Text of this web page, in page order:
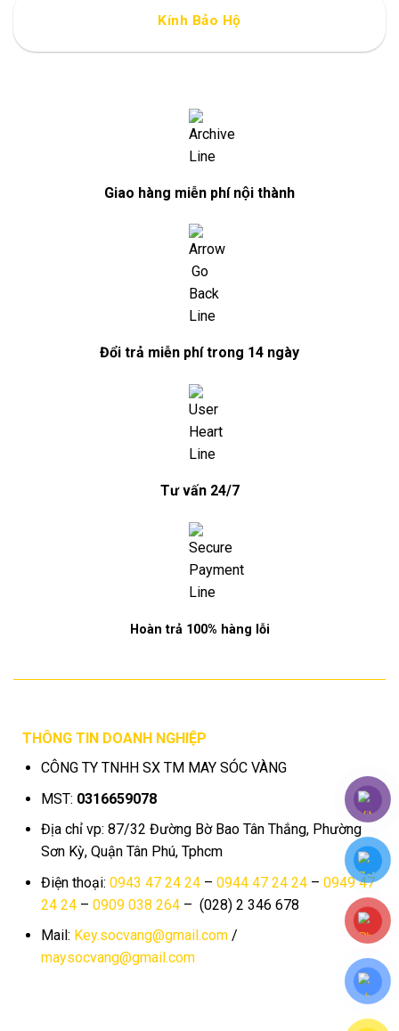
Kính Bảo Hộ
Giao hàng miễn phí nội thành
Đổi trả miễn phí trong 14 ngày
Tư vấn 24/7
Hoàn trả 100% hàng lỗi
THÔNG TIN DOANH NGHIỆP
CÔNG TY TNHH SX TM MAY SÓC VÀNG
MST: 0316659078
Địa chỉ vp: 87/32 Đường Bờ Bao Tân Thắng, Phường
Sơn Kỳ, Quận Tân Phú, Tphcm
Điện thoại: 0943 47 24 24– 0944 47 24 24– 0949 47
24 24– 0909 038 264– (028) 2 346 678
Mail: Key.socvang@gmail.com/
maysocvang@gmail.com